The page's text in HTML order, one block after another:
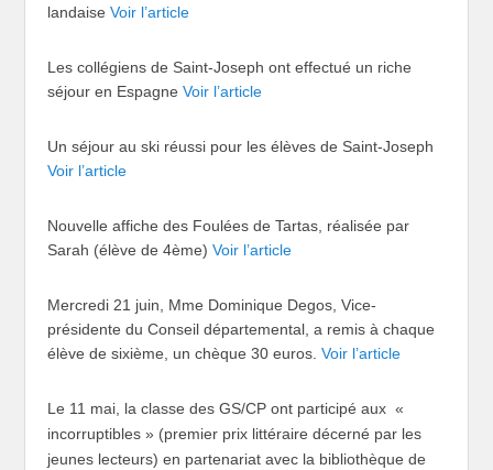
landaiseVoir l’article
Les collégiens de Saint-Joseph ont effectué un riche
séjour en EspagneVoir l’article
Un séjour au ski réussi pour les élèves de Saint-Joseph
Voir l’article
Nouvelle affiche des Foulées de Tartas, réalisée par
Sarah (élève de 4ème)Voir l’article
Mercredi 21 juin, Mme Dominique Degos, Vice-
présidente du Conseil départemental, a remis à chaque
élève de sixième, un chèque 30 euros.Voir l’article
Le 11 mai, la classe des GS/CP ont participé aux «
incorruptibles » (premier prix littéraire décerné par les
jeunes lecteurs) en partenariat avec la bibliothèque de